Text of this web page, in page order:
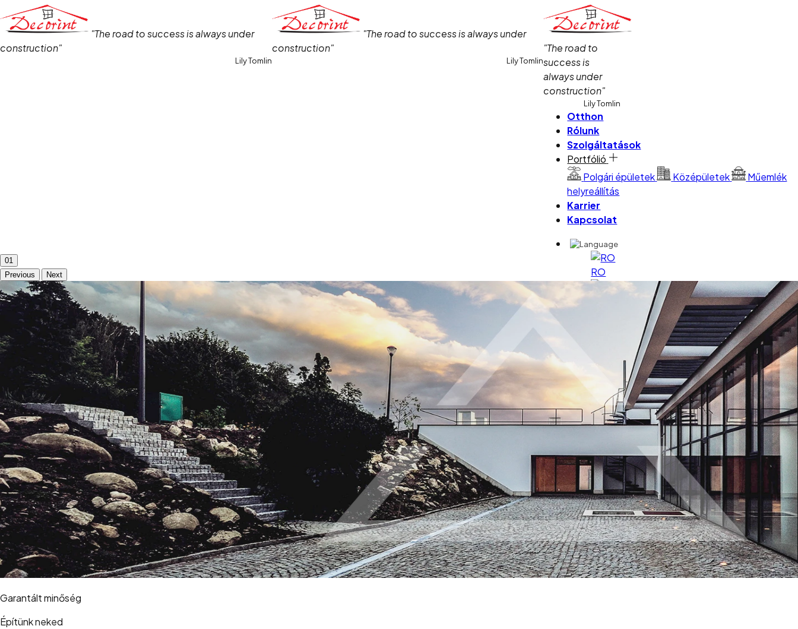
"The road to success is always under
construction"
Lily Tomlin
"The road to success is always under
construction"
Lily Tomlin
"The road to
success is
always under
construction"
Lily Tomlin
Otthon
Rólunk
Szolgáltatások
Portfólió
Polgári épületek
Középületek
Műemlék
helyreállítás
Karrier
Kapcsolat
RO
HU
01
Previous
Next
Garantált minőség
Építünk neked